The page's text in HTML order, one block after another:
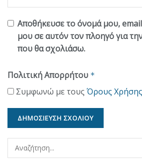
Αποθήκευσε το όνομά μου,
μου σε αυτόν τον πλοηγό για
που θα σχολιάσω.
Πολιτική Απορρήτου *
Συμφωνώ με τους Όρους